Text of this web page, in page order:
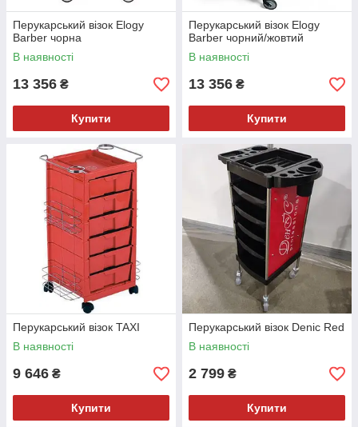
Перукарський візок Elogy
Barber чорна
В наявності
13 356 ₴
Купити
Перукарський візок Elogy
Barber чорний/жовтий
В наявності
13 356 ₴
Купити
Перукарський візок TAXI
В наявності
9 646 ₴
Купити
Перукарський візок Denic Red
В наявності
2 799 ₴
Купити